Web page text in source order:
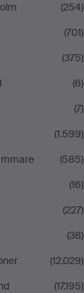
(254)
(701)
(375)
(6)
(7)
(1.599)
(585)
(16)
(227)
(38)
(12.029)
(17.195)